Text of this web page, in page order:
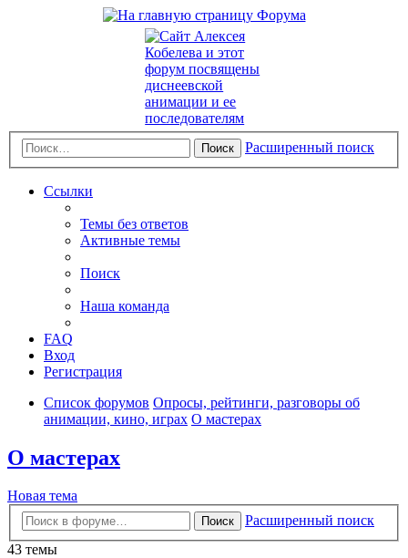
Поиск Расширенный поиск
Ссылки
Темы без ответов
Активные темы
Поиск
Наша команда
FAQ
Вход
Регистрация
Список форумов Опросы, рейтинги, разговоры об
анимации, кино, играх О мастерах
О мастерах
Новая тема
Поиск
Расширенный поиск
43 темы